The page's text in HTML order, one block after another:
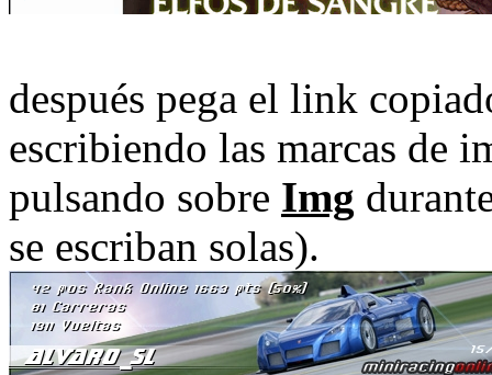
después pega el link
escribiendo las marcas de
pulsando sobre Img
se escriban solas).